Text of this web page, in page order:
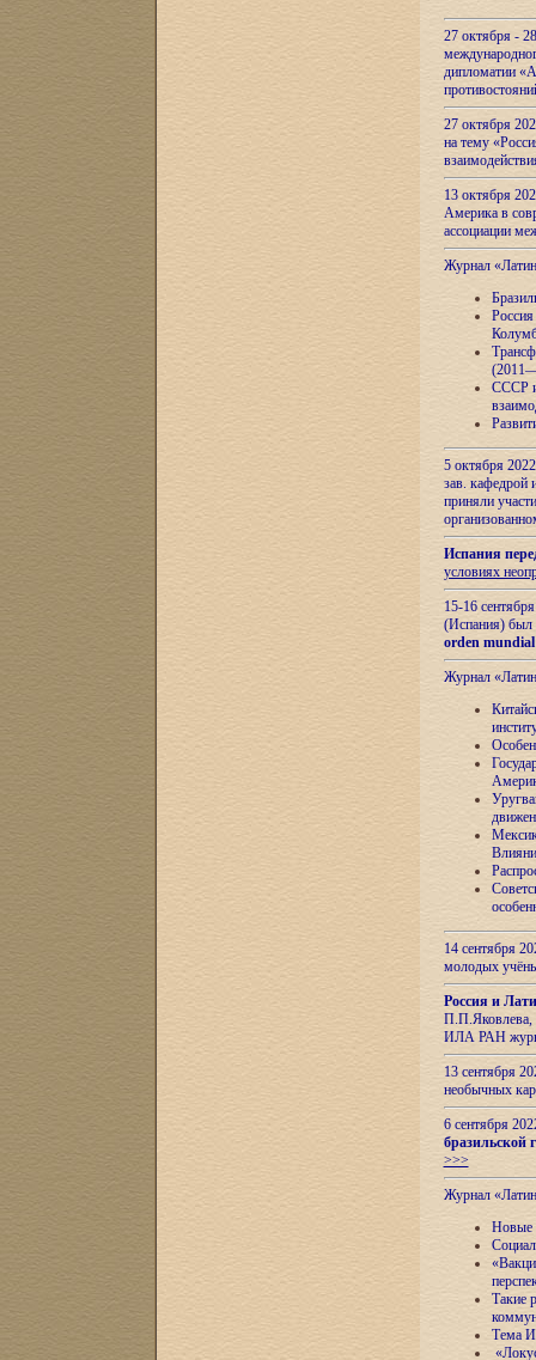
27 октября -
дипломатии
27 октября
на тему
13 октября
Америка в
ассоциации
Журнал
СССР и
5 октября
зав.
приняли
Испания
условиях
15-16
(Испания) был
orden
Журнал
14 сентября
молодых
Россия и
П.П.Яковлева,
ИЛА РАН
13 сентября
необычных
6 сентября
бразильской
>>>
Журнал
Новые
Такие
Тема